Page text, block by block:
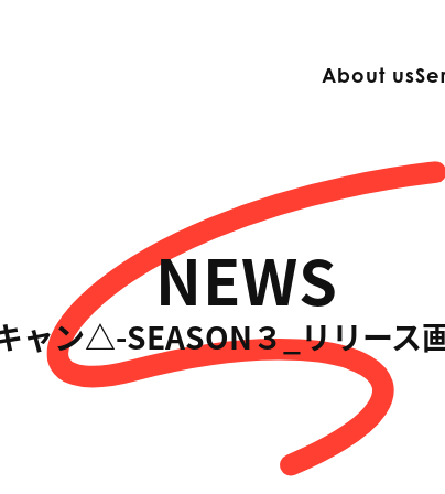
About us
NEWS
ャン△-SEASON３_リリース